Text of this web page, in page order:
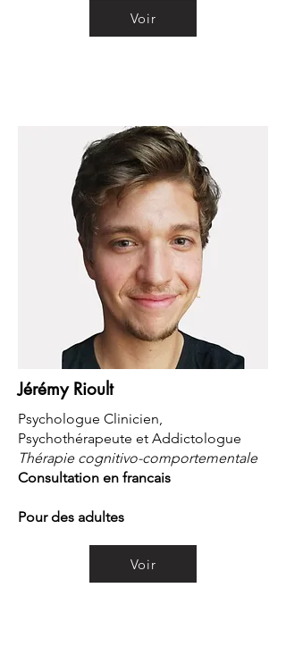
Voir
Jérémy Rioult
Psychologue Clinicien,
Psychothérapeute et Addictologue
Thérapie cognitivo-comportementale
Consultation en francais
Pour des adultes
Voir